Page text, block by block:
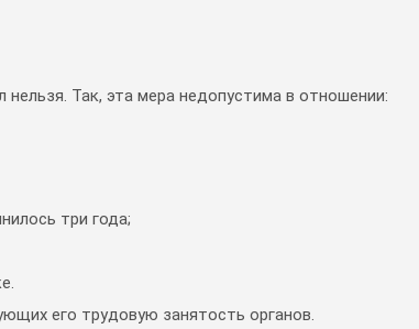
нельзя. Так, эта мера недопустима в отношении:
три года;
его трудовую занятость органов.